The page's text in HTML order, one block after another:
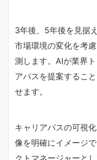
3年後、5年後を見据
市場環境の変化を考
測します。AIが業界
アパスを提案するこ
せます。
キャリアパスの可視
像を明確にイメージ
クトマネージャーと